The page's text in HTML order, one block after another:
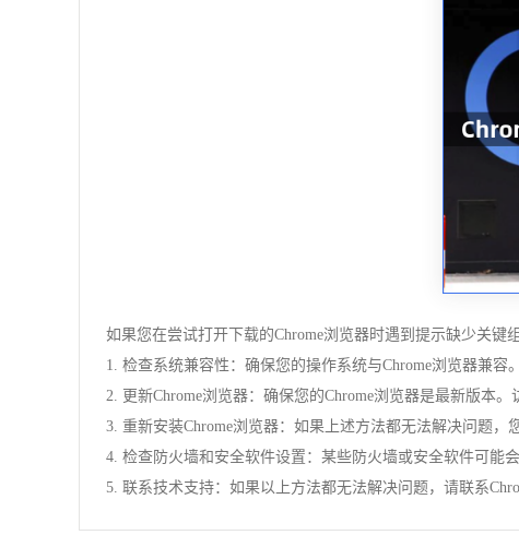
如果您在尝试打开下载的Chrome浏览器时遇到提示缺少关键
1. 检查系统兼容性：确保您的操作系统与Chrome浏览器兼容
2. 更新Chrome浏览器：确保您的Chrome浏览器是最新版本
3. 重新安装Chrome浏览器：如果上述方法都无法解决问题
4. 检查防火墙和安全软件设置：某些防火墙或安全软件可能
5. 联系技术支持：如果以上方法都无法解决问题，请联系